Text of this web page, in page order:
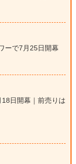
ーで7月25日開幕
18日開幕｜前売りは